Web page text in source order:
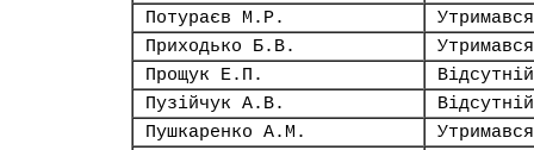
Потураєв М.Р.
Утримався
Приходько Б.В.
Утримався
Прощук Е.П.
Відсутній
Пузійчук А.В.
Відсутній
Пушкаренко А.М.
Утримався